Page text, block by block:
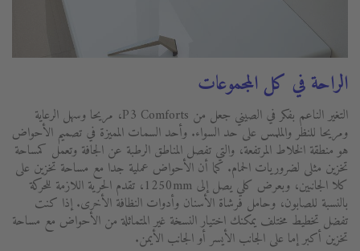
الراحة في كل المجموعات
التغير الناعم بفكر في الصيني جعل من P3 Comforts، مريحا وسهل الرعاية
ومريحا للنظر والملمس على حد السواء. وأحد السمات المميزة في تصميم الأحواض
هو منطقة الخلاط المرتفعة، والتي تفصل المناطق الرطبة عن الجافة وتعمل كمساحة
تخزين مثلى لضروريات الحمام. كما أن الأحواض عملية جدا مع مساحة تخزين على
كلا الجانبين، وبعرض كلي يصل إلى 1250mm، تقدم الحرية اللازمة للحركة
بالنسبة للصابون، وحامل فرشاة الأسنان وأدوات النظافة الأخرى. إذا كنت
تفضل تخطيط مختلف يمكنك اختيار النسخة غير المتماثلة من الأحواض مع مساحة
تخزين أكبر إما على الجانب الأيسر أو الجانب الأيمن.